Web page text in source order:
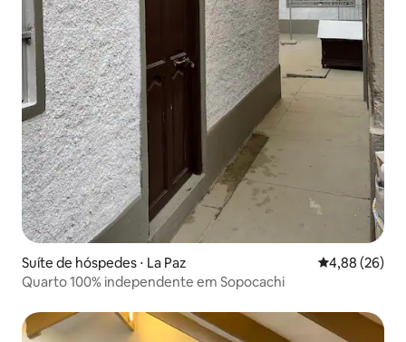
Suíte de hóspedes ⋅ La Paz 4,88 de uma
4,88 (26)
Quarto 100% independente em Sopocachi